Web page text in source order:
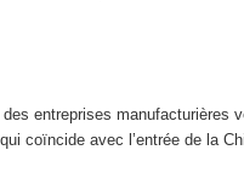
entreprises manufacturières
coïncide avec l’entrée de la